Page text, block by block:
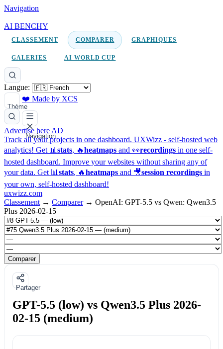
Navigation
AI BENCHY
CLASSEMENT COMPARER GRAPHIQUES
GALERIES AI WORLD CUP
Langue:
Thème
❤️ Made by XCS
Navigation
Advertise here AD
Track all your projects in one dashboard. UXWizz - self-hosted web
analytics! Get 📊 stats, 🔥heatmaps and 👀recordings in one self-
hosted dashboard. Improve your websites without sharing any of
your data. Get 📊 stats, 🔥heatmaps and 🎥session recordings in
your own, self-hosted dashboard!
uxwizz.com
Classement → Comparer → OpenAI: GPT-5.5 vs Qwen: Qwen3.5
Plus 2026-02-15
Comparer
Partager
GPT-5.5 (low) vs Qwen3.5 Plus 2026-
02-15 (medium)